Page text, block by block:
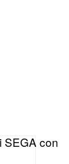
SEGA con